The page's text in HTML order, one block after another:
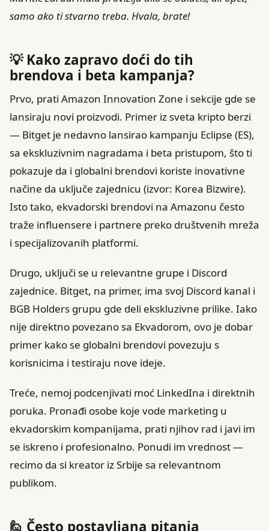
samo ako ti stvarno treba. Hvala, brate!
💡 Kako zapravo doći do tih
brendova i beta kampanja?
Prvo, prati Amazon Innovation Zone i sekcije gde se
lansiraju novi proizvodi. Primer iz sveta kripto berzi
— Bitget je nedavno lansirao kampanju Eclipse (ES),
sa ekskluzivnim nagradama i beta pristupom, što ti
pokazuje da i globalni brendovi koriste inovativne
načine da uključe zajednicu (izvor: Korea Bizwire).
Isto tako, ekvadorski brendovi na Amazonu često
traže influensere i partnere preko društvenih mreža
i specijalizovanih platformi.
Drugo, uključi se u relevantne grupe i Discord
zajednice. Bitget, na primer, ima svoj Discord kanal i
BGB Holders grupu gde deli ekskluzivne prilike. Iako
nije direktno povezano sa Ekvadorom, ovo je dobar
primer kako se globalni brendovi povezuju s
korisnicima i testiraju nove ideje.
Treće, nemoj podcenjivati moć LinkedIna i direktnih
poruka. Pronađi osobe koje vode marketing u
ekvadorskim kompanijama, prati njihov rad i javi im
se iskreno i profesionalno. Ponudi im vrednost —
recimo da si kreator iz Srbije sa relevantnom
publikom.
🙋 Često postavljana pitanja